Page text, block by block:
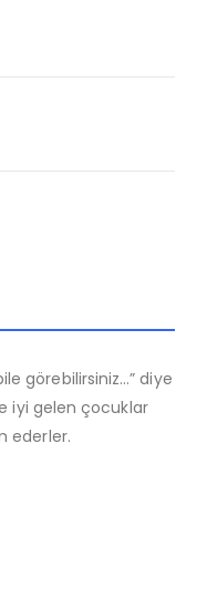
görebilirsiniz…” diye
iyi gelen çocuklar
ederler.